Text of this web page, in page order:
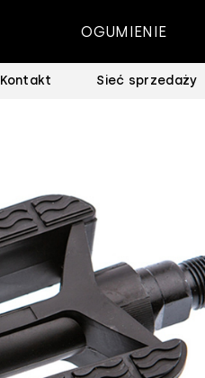
OGUMIENIE
Kontakt Sieć sprzedaży